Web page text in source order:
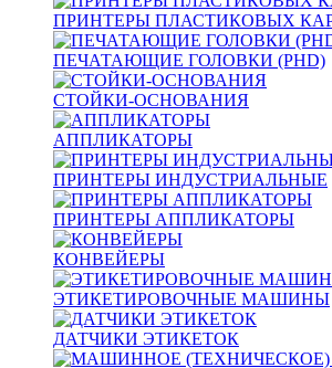
ПРИНТЕРЫ ПЛАСТИКОВЫХ
ПЕЧАТАЮЩИЕ ГОЛОВКИ (PHD)
СТОЙКИ-ОСНОВАНИЯ
АППЛИКАТОРЫ
ПРИНТЕРЫ ИНДУСТРИАЛЬНЫЕ
ПРИНТЕРЫ АППЛИКАТОРЫ
КОНВЕЙЕРЫ
ЭТИКЕТИРОВОЧНЫЕ МАШИНЫ
ДАТЧИКИ ЭТИКЕТОК